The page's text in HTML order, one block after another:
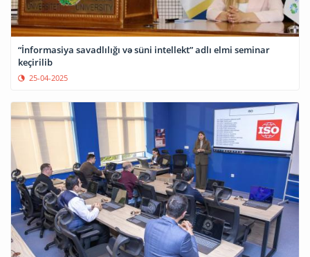
“İnformasiya savadlılığı və süni intellekt” adlı elmi seminar
keçirilib
25-04-2025